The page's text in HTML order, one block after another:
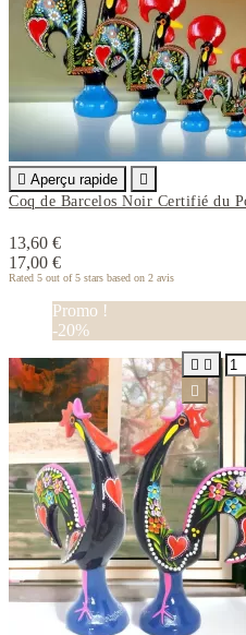
 Aperçu rapide

Coq de Barcelos Noir Certifié du
13,60 €
17,00 €
Rated 5 out of 5 stars based on 2 avis
Promo !
-20%
 
